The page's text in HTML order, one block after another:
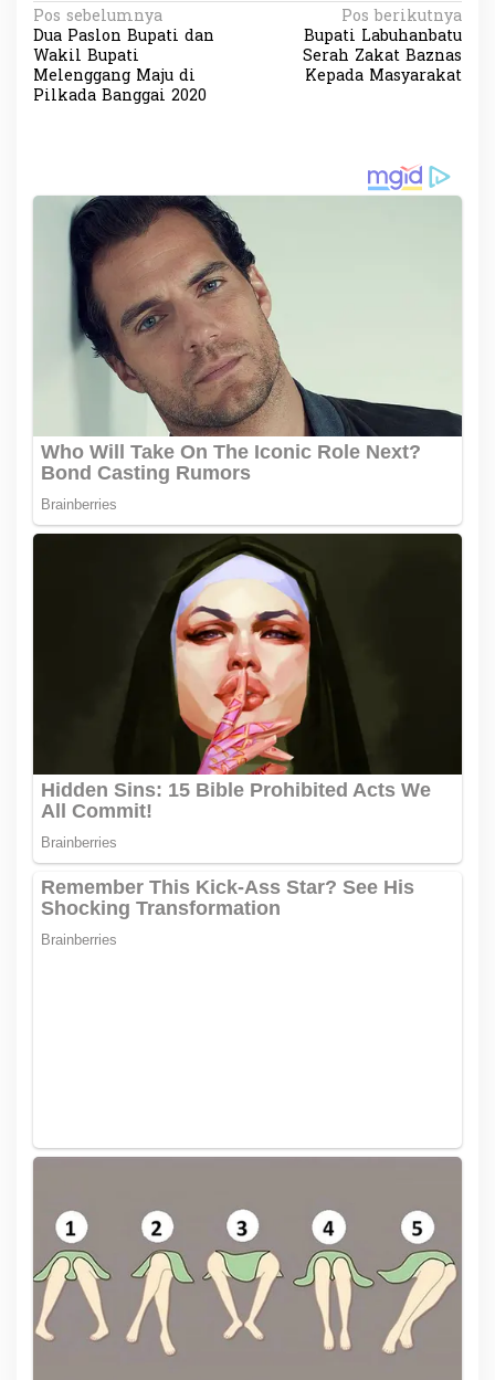
N
a
v
s
Pos sebelumnya
Dua Paslon Bupati dan
Wakil Bupati
Melenggang Maju di
Pilkada Banggai 2020
Pos berikutnya
Bupati Labuhanbatu
Serah Zakat Baznas
Kepada Masyarakat